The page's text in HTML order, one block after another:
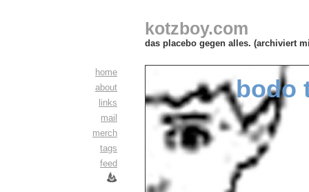
kotzboy.com
das placebo gegen alles. (archiviert
home
about
links
mail
merch
tags
feed
bodo